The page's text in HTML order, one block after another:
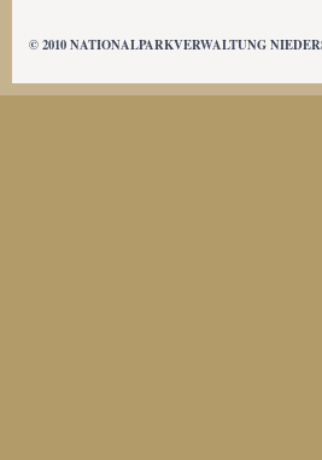
© 2010 NATIONALPARKVERWALTUNG